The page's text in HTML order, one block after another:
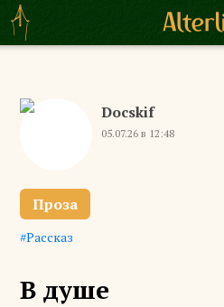
Docskif
05.07.26 в 12:48
Проза
Рассказ
В душе